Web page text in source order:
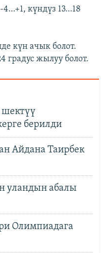
4…+1, күндүз 13…18
күн ачык болот.
градус жылуу болот.
шектүү
берилди
Айдана Таирбек
уландын абалы
Олимпиадага